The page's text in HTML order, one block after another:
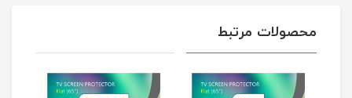
محصولات مرتبط